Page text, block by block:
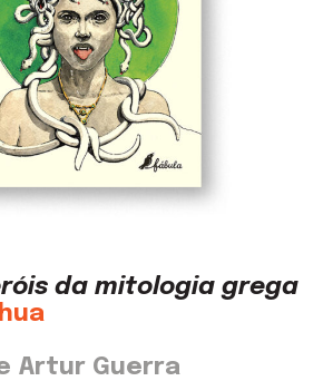
da mitologia grega
Artur Guerra